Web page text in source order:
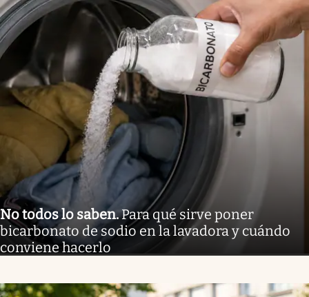
No todos lo saben.Para qué sirve poner
bicarbonato de sodio en la lavadora y cuándo
conviene hacerlo